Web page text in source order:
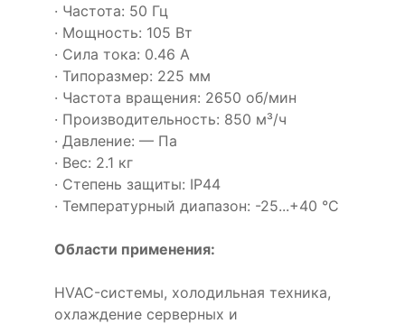
· Частота: 50 Гц
· Мощность: 105 Вт
· Сила тока: 0.46 А
· Типоразмер: 225 мм
· Частота вращения: 2650 об/мин
· Производительность: 850 м³/ч
· Давление: — Па
· Вес: 2.1 кг
· Степень защиты: IP44
· Температурный диапазон: -25...+40 °C
Области применения:
HVAC-системы, холодильная техника,
охлаждение серверных и